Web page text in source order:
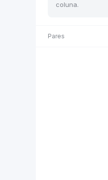
coluna.
Pares